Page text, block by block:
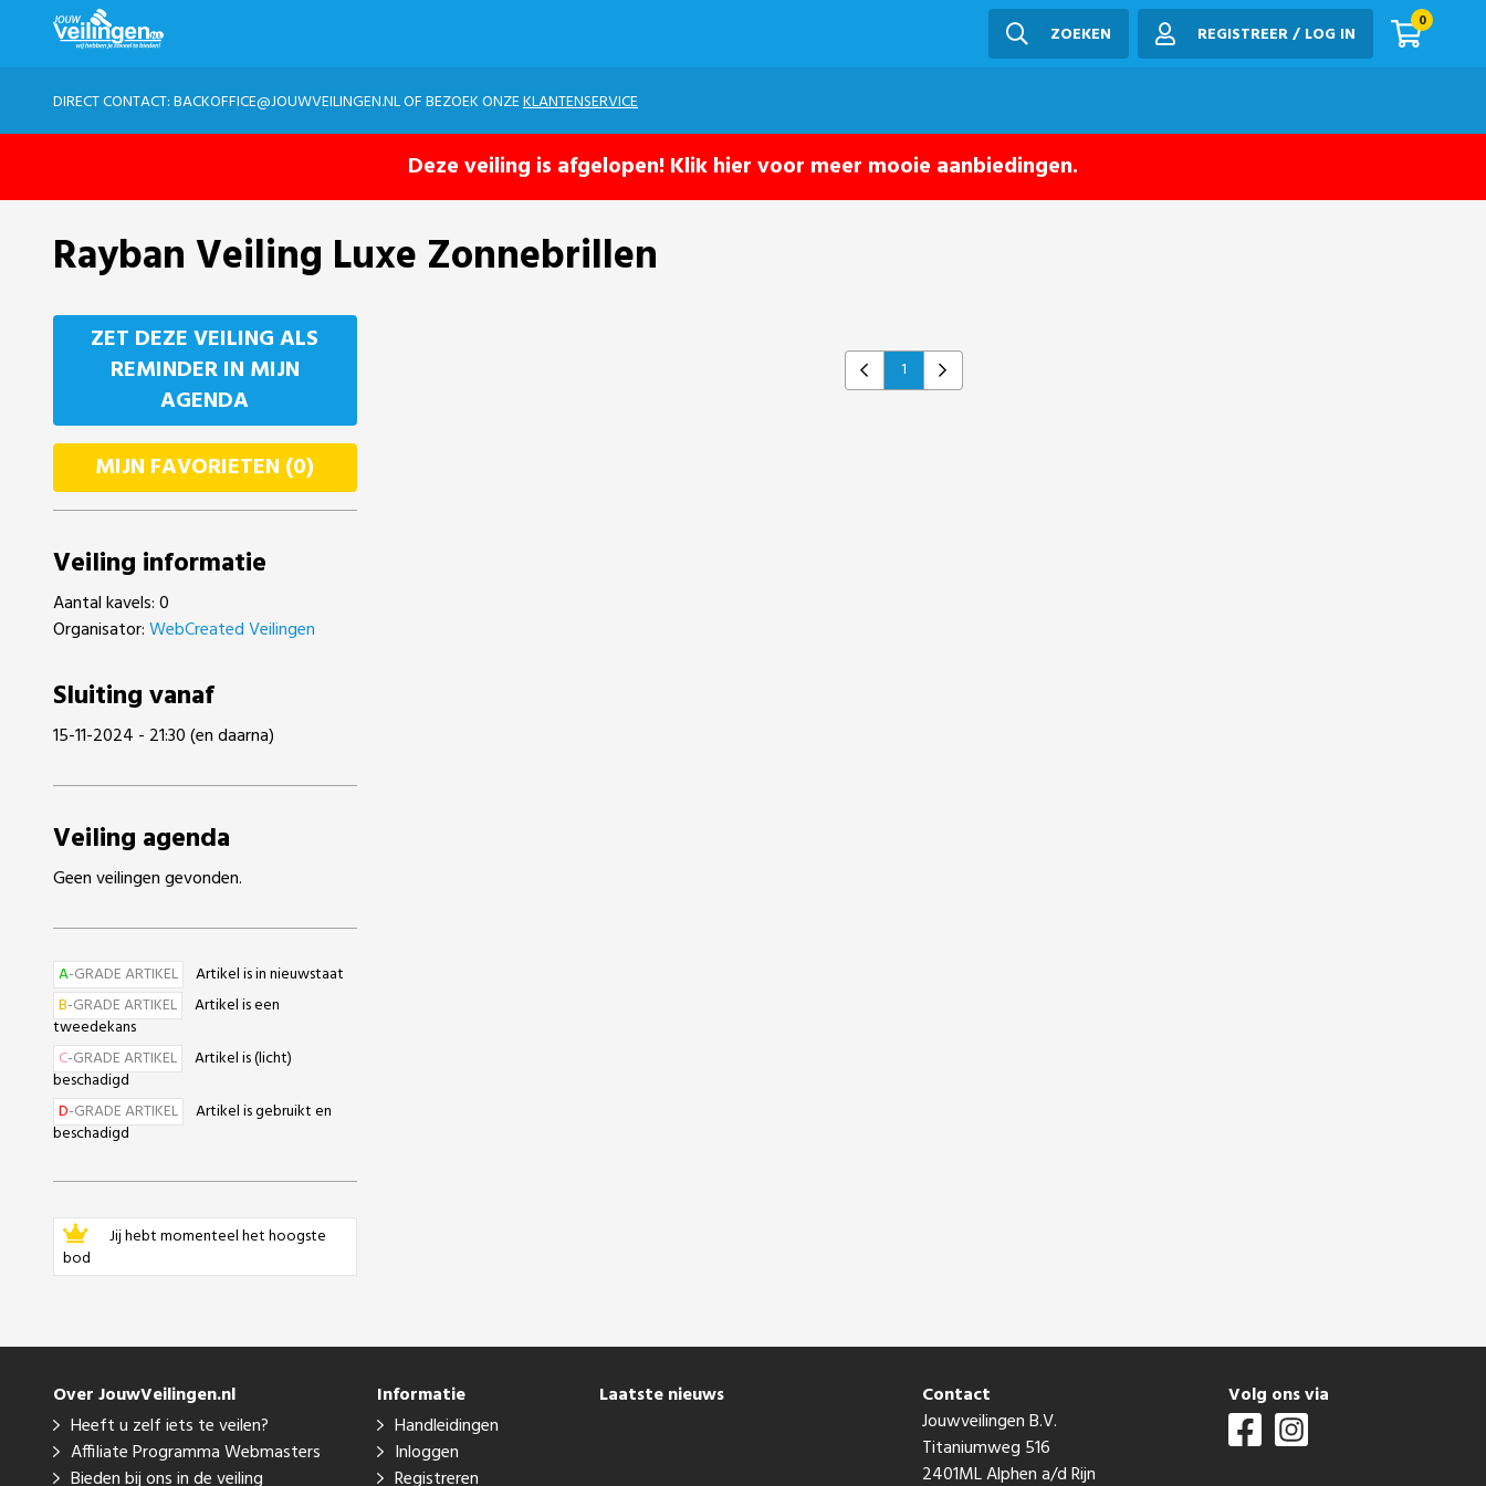
ZOEKEN REGISTREER / LOG IN
0
DIRECT CONTACT:BACKOFFICE@JOUWVEILINGEN.NLOF BEZOEK ONZEKLANTENSERVICE
Deze veiling is afgelopen! Klik hier voor meer mooie aanbiedingen.
Rayban Veiling Luxe Zonnebrillen
ZET DEZE VEILING ALS
REMINDER IN MIJN
AGENDA
MIJN FAVORIETEN (0)
Veiling informatie
Aantal kavels: 0
Organisator:WebCreated Veilingen
Sluiting vanaf
15-11-2024 - 21:30 (en daarna)
Veiling agenda
Geen veilingen gevonden.
A-GRADE ARTIKEL
Artikel is in nieuwstaat
B-GRADE ARTIKEL
Artikel is een
tweedekans
C-GRADE ARTIKEL
Artikel is (licht)
beschadigd
D-GRADE ARTIKEL
Artikel is gebruikt en
beschadigd
Jij hebt momenteel het hoogste
bod
Previous
1 Next
Over JouwVeilingen.nl
Heeft u zelf iets te veilen?
Affiliate Programma Webmasters
Bieden bij ons in de veiling
Informatie
Handleidingen
Inloggen
Registreren
Laatste nieuws
Contact
Jouwveilingen B.V.
Titaniumweg 516
2401ML Alphen a/d Rijn
Volg ons via